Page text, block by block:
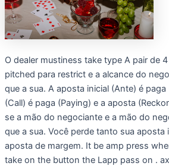
O dealer mustiness take type A pair de
pitched para restrict e a alcance do
que a sua. A aposta inicial (Ante) é
(Call) é paga (Paying) e a aposta
se a mão do negociante e a mão do
que a sua. Você perde tanto sua aposta
aposta de margem. It be amp press
take on the button the Lapp pass on .